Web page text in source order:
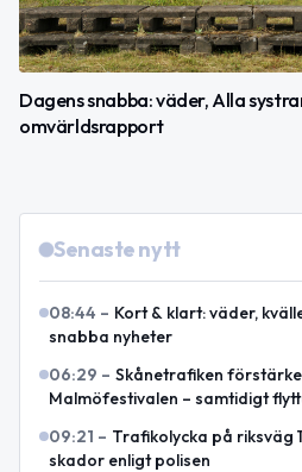
Dagens snabba: väder, Alla
omvärldsrapport
Senaste nytt
08:44 – Kort & klart: väder,
snabba nyheter
06:29 – Skånetrafiken
Malmöfestivalen – samtidigt
09:21 – Trafikolycka på riksväg
skador enligt polisen